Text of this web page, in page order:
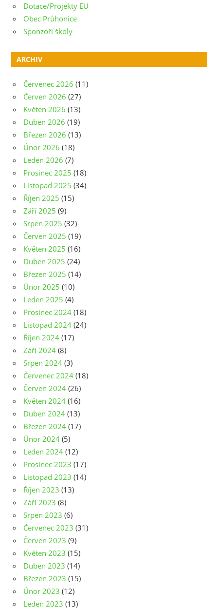
Dotace/Projekty EU
Obec Průhonice
Sponzoři školy
ARCHIV
Červenec 2026 (11)
Červen 2026 (27)
Květen 2026 (13)
Duben 2026 (19)
Březen 2026 (13)
Únor 2026 (18)
Leden 2026 (7)
Prosinec 2025 (18)
Listopad 2025 (34)
Říjen 2025 (15)
Září 2025 (9)
Srpen 2025 (32)
Červen 2025 (19)
Květen 2025 (16)
Duben 2025 (24)
Březen 2025 (14)
Únor 2025 (10)
Leden 2025 (4)
Prosinec 2024 (18)
Listopad 2024 (24)
Říjen 2024 (17)
Září 2024 (8)
Srpen 2024 (3)
Červenec 2024 (18)
Červen 2024 (26)
Květen 2024 (16)
Duben 2024 (13)
Březen 2024 (17)
Únor 2024 (5)
Leden 2024 (12)
Prosinec 2023 (17)
Listopad 2023 (14)
Říjen 2023 (13)
Září 2023 (8)
Srpen 2023 (6)
Červenec 2023 (31)
Červen 2023 (9)
Květen 2023 (15)
Duben 2023 (14)
Březen 2023 (15)
Únor 2023 (12)
Leden 2023 (13)